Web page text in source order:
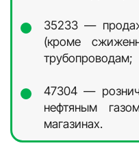
35233 —
(кроме
трубопроводам;
47304 —
нефтяным
магазинах.